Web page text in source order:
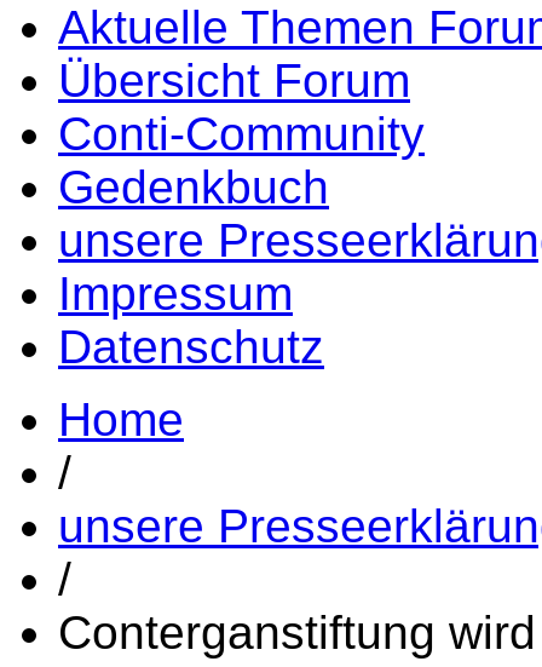
Aktuelle Themen
Übersicht Forum
Conti-Community
Gedenkbuch
unsere
Impressum
Datenschutz
Home
/
unsere
/
Conterganstiftung